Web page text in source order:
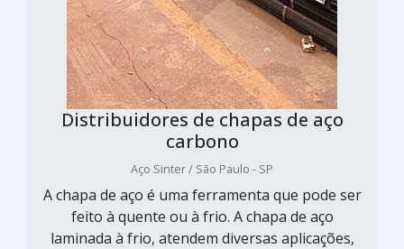
Distribuidores de chapas de aço
carbono
Aço Sinter / São Paulo - SP
A chapa de aço é uma ferramenta que pode ser
feito à quente ou à frio. A chapa de aço
laminada à frio, atendem diversas aplicações,